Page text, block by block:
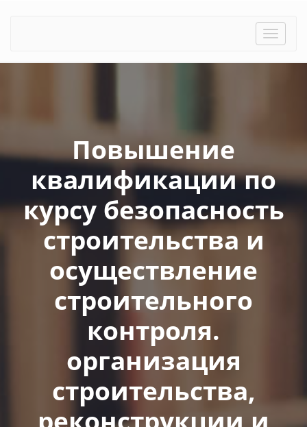
Toggle
Повышение
квалификации по
курсу безопасность
строительства и
осуществление
строительного
контроля.
организация
строительства,